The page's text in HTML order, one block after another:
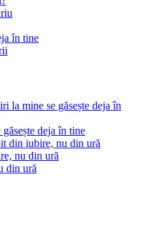
în tine
la mine se găsește deja în
deja în tine
din iubire, nu din ură
nu din ură
din ură